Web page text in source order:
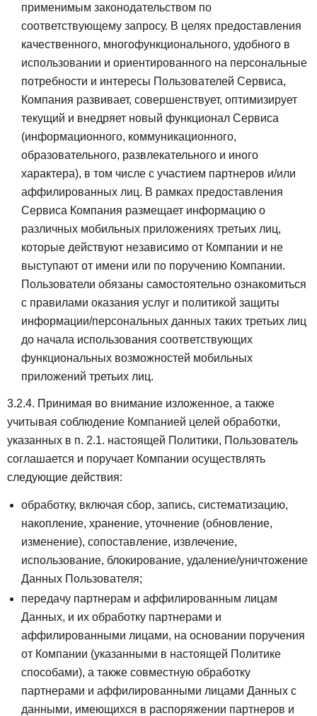
применимым законодательством по
соответствующему запросу. В целях предоставления
качественного, многофункционального, удобного в
использовании и ориентированного на персональные
потребности и интересы Пользователей Сервиса,
Компания развивает, совершенствует, оптимизирует
текущий и внедряет новый функционал Сервиса
(информационного, коммуникационного,
образовательного, развлекательного и иного
характера), в том числе с участием партнеров и/или
аффилированных лиц. В рамках предоставления
Сервиса Компания размещает информацию о
различных мобильных приложениях третьих лиц,
которые действуют независимо от Компании и не
выступают от имени или по поручению Компании.
Пользователи обязаны самостоятельно ознакомиться
с правилами оказания услуг и политикой защиты
информации/персональных данных таких третьих лиц
до начала использования соответствующих
функциональных возможностей мобильных
приложений третьих лиц.
3.2.4. Принимая во внимание изложенное, а также
учитывая соблюдение Компанией целей обработки,
указанных в п. 2.1. настоящей Политики, Пользователь
соглашается и поручает Компании осуществлять
следующие действия:
обработку, включая сбор, запись, систематизацию,
накопление, хранение, уточнение (обновление,
изменение), сопоставление, извлечение,
использование, блокирование, удаление/уничтожение
Данных Пользователя;
передачу партнерам и аффилированным лицам
Данных, и их обработку партнерами и
аффилированными лицами, на основании поручения
от Компании (указанными в настоящей Политике
способами), а также совместную обработку
партнерами и аффилированными лицами Данных с
данными, имеющихся в распоряжении партнеров и